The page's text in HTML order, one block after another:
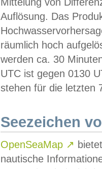
Mittelung von
Auflösung. Das
räumlich hoch
werden ca. 30
UTC ist gegen 0130
stehen für die letzten
Seezeichen
OpenSeaMap ↗
nautische